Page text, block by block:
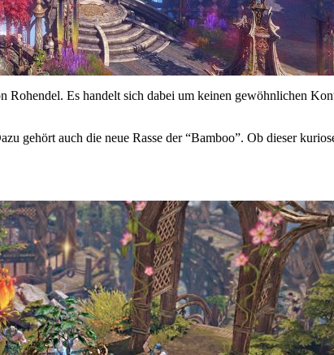
Es handelt sich dabei um keinen gewöhnlichen
gehört auch die neue Rasse der “Bamboo”. Ob dieser